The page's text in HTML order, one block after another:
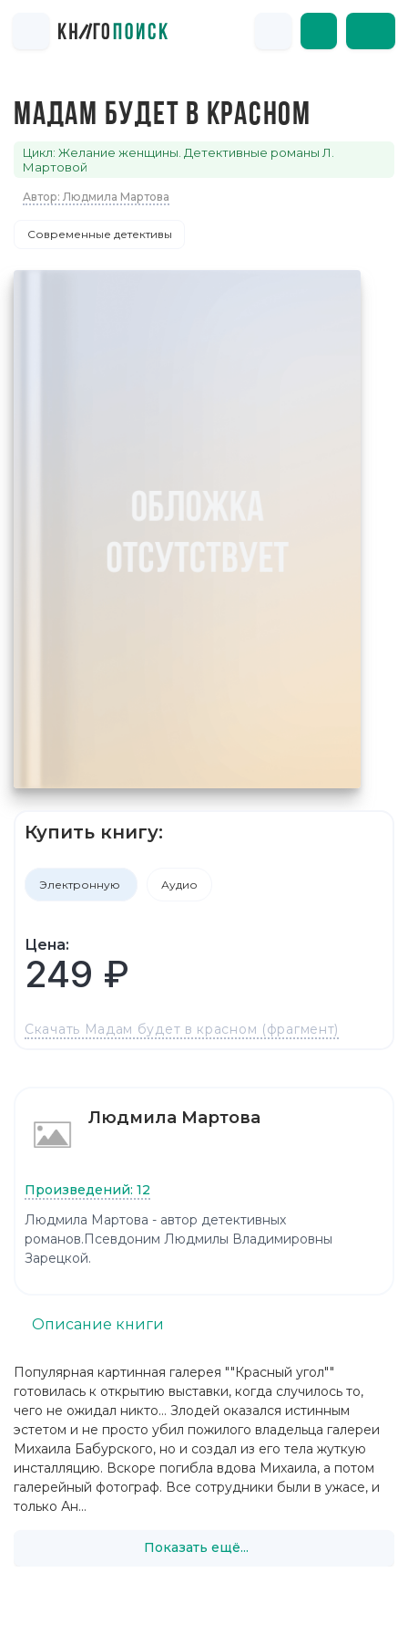
МАДАМ БУДЕТ В КРАСНОМ
Цикл: Желание женщины. Детективные романы Л.
Мартовой
Автор: Людмила Мартова
Современные детективы
Купить книгу:
Электронную Аудио
Цена:
249 ₽
Скачать Мадам будет в красном (фрагмент)
Популярная картинная галерея ""Красный угол""
готовилась к открытию выставки, когда случилось то,
чего не ожидал никто… Злодей оказался истинным
эстетом и не просто убил пожилого владельца галереи
Михаила Бабурского, но и создал из его тела жуткую
инсталляцию. Вскоре погибла вдова Михаила, а потом
галерейный фотограф. Все сотрудники были в ужасе, и
только Ан...
Показать ещё...
Описание книги
Людмила Мартова
Произведений: 12
Людмила Мартова - автор детективных
романов.Псевдоним Людмилы Владимировны
Зарецкой.